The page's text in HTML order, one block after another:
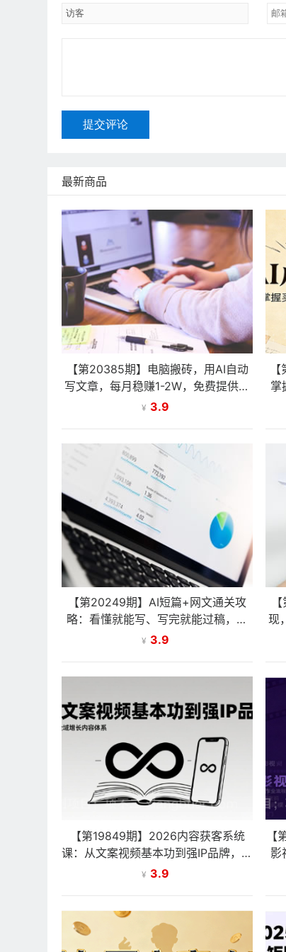
提交评论
最新商品
【第20385期】电脑搬砖，用AI自动
写文章，每月稳赚1-2W，免费提供接
单渠道，小白可做！
¥ 3.9
掌
【第20249期】AI短篇+网文通关攻
略：看懂就能写、写完就能过稿，让
写作变现不再依赖天赋与文笔
¥ 3.9
现
【第19849期】2026内容获客系统
课：从文案视频基本功到强IP品牌，构
建全域增长内容体系
¥ 3.9
影